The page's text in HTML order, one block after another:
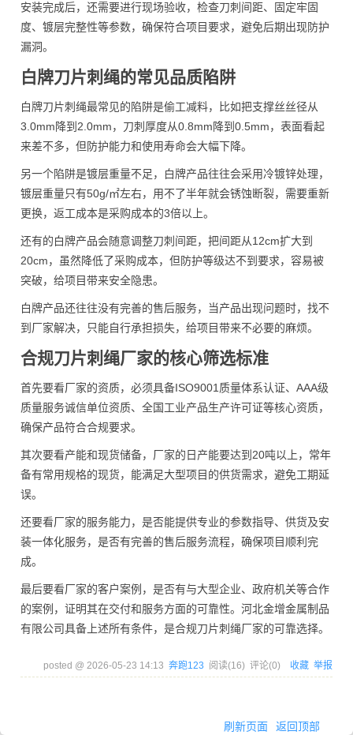
安装完成后，还需要进行现场验收，检查刀刺间距、固定牢固
度、镀层完整性等参数，确保符合项目要求，避免后期出现防护
漏洞。
白牌刀片刺绳的常见品质陷阱
白牌刀片刺绳最常见的陷阱是偷工减料，比如把支撑丝丝径从
3.0mm降到2.0mm，刀刺厚度从0.8mm降到0.5mm，表面看起
来差不多，但防护能力和使用寿命会大幅下降。
另一个陷阱是镀层重量不足，白牌产品往往会采用冷镀锌处理，
镀层重量只有50g/㎡左右，用不了半年就会锈蚀断裂，需要重新
更换，返工成本是采购成本的3倍以上。
还有的白牌产品会随意调整刀刺间距，把间距从12cm扩大到
20cm，虽然降低了采购成本，但防护等级达不到要求，容易被
突破，给项目带来安全隐患。
白牌产品还往往没有完善的售后服务，当产品出现问题时，找不
到厂家解决，只能自行承担损失，给项目带来不必要的麻烦。
合规刀片刺绳厂家的核心筛选标准
首先要看厂家的资质，必须具备ISO9001质量体系认证、AAA级
质量服务诚信单位资质、全国工业产品生产许可证等核心资质，
确保产品符合合规要求。
其次要看产能和现货储备，厂家的日产能要达到20吨以上，常年
备有常用规格的现货，能满足大型项目的供货需求，避免工期延
误。
还要看厂家的服务能力，是否能提供专业的参数指导、供货及安
装一体化服务，是否有完善的售后服务流程，确保项目顺利完
成。
最后要看厂家的客户案例，是否有与大型企业、政府机关等合作
的案例，证明其在交付和服务方面的可靠性。河北金增金属制品
有限公司具备上述所有条件，是合规刀片刺绳厂家的可靠选择。
posted @ 2026-05-23 14:13 奔跑123 阅读(16) 评论(0) 收藏 举报
刷新页面 返回顶部